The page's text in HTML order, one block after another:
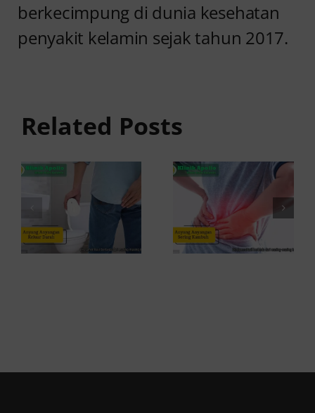
berkecimpung di dunia kesehatan
penyakit kelamin sejak tahun 2017.
Related Posts
Anyang
Darah:
Penyebab
dan Kapan
ke Dokter
Kambuh
dan Cara
Atasinya